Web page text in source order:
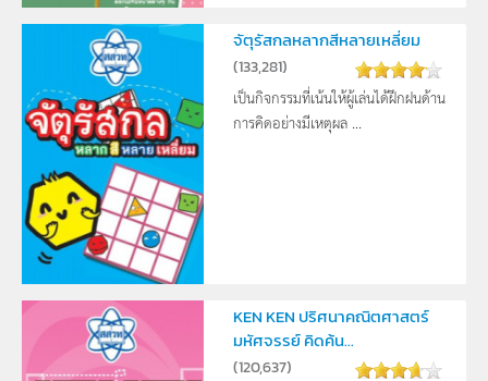
จัตุรัสกลหลากสีหลายเหลี่ยม
(133,281)
เป็นกิจกรรมที่เน้นให้ผู้เล่นได้ฝึกฝนด้าน
การคิดอย่างมีเหตุผล ...
KEN KEN ปริศนาคณิตศาสตร์
มหัศจรรย์ คิดค้น...
(120,637)